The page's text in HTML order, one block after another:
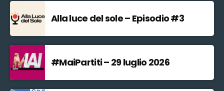
Alla luce del sole – Episodio #3
#MaiPartiti – 29 luglio 2026